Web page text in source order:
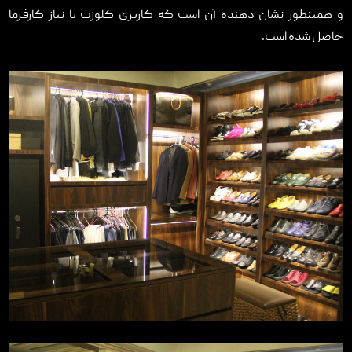
و همینطور نشان دهنده آن است که کاربری کلوزت با نیاز کارفرما
حاصل شده است.